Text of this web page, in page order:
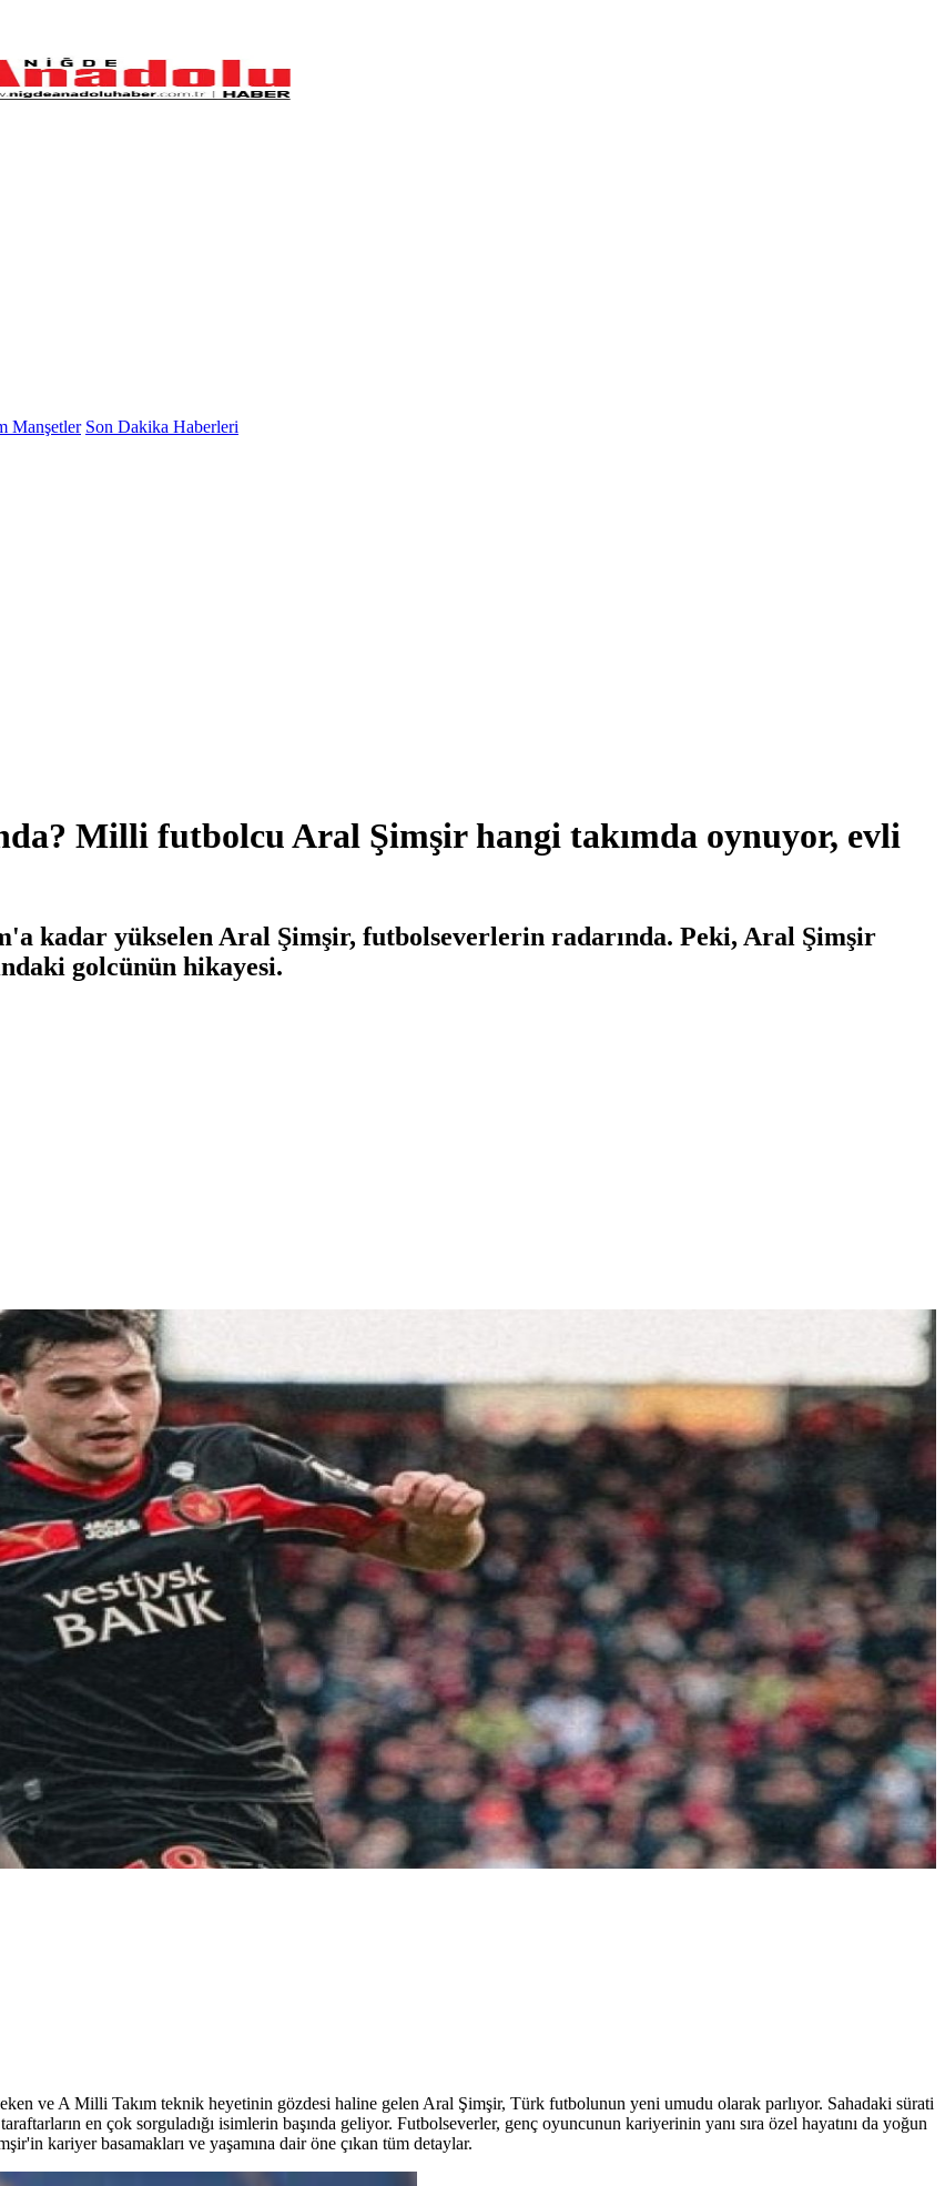
Manşetler Son Dakika Haberleri
Milli futbolcu Aral Şimşir hangi takımda oynuyor, evli
kadar yükselen Aral Şimşir, futbolseverlerin radarında. Peki, Aral Şimşir
golcünün hikayesi.
ve A Milli Takım teknik heyetinin gözdesi haline gelen Aral Şimşir, Türk futbolunun yeni umudu olarak parlıyor. Sahadaki sürati
en çok sorguladığı isimlerin başında geliyor. Futbolseverler, genç oyuncunun kariyerinin yanı sıra özel hayatını da yoğun
kariyer basamakları ve yaşamına dair öne çıkan tüm detaylar.